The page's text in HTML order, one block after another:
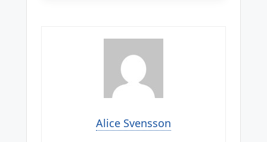
Alice Svensson